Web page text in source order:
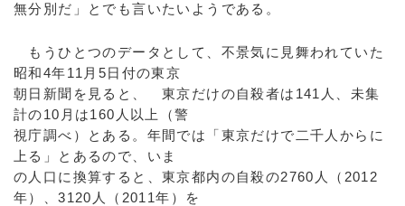
無分別だ」とでも言いたいようである。
もうひとつのデータとして、不景気に見舞われていた
昭和4年11月5日付の東京
朝日新聞を見ると、 東京だけの自殺者は141人、未集
計の10月は160人以上（警
視庁調べ）とある。年間では「東京だけで二千人からに
上る」とあるので、いま
の人口に換算すると、東京都内の自殺の2760人（2012
年）、3120人（2011年）を